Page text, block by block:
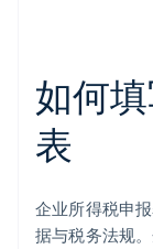
如何
表
企业所得税申
据与税务法规